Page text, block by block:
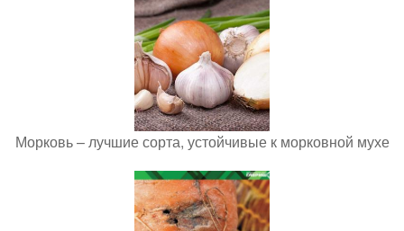
Морковь – лучшие сорта, устойчивые к морковной мухе